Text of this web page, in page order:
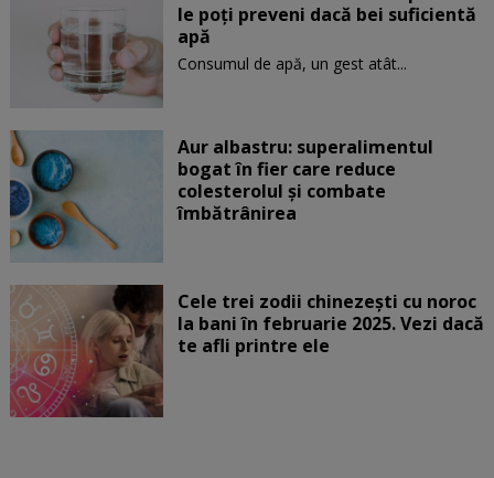
le poți preveni dacă bei suficientă
apă
Consumul de apă, un gest atât...
Aur albastru: superalimentul
bogat în fier care reduce
colesterolul și combate
îmbătrânirea
Cele trei zodii chinezești cu noroc
la bani în februarie 2025. Vezi dacă
te afli printre ele